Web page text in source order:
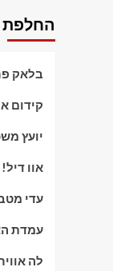
החלפת
בלאק
קידום
יועץ
אוו
עדי
עמדת
לה